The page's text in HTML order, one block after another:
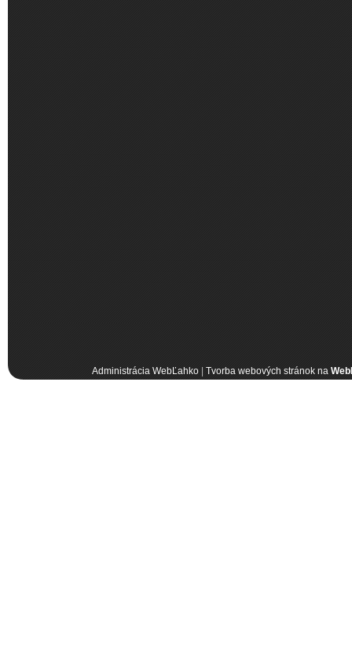
Administrácia WebĽahko| Tvorba webových stránok na